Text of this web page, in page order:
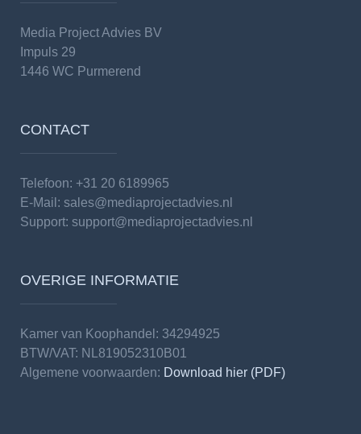
Media Project Advies BV
Impuls 29
1446 WC Purmerend
CONTACT
Telefoon: +31 20 6189965
E-Mail: sales@mediaprojectadvies.nl
Support: support@mediaprojectadvies.nl
OVERIGE INFORMATIE
Kamer van Koophandel: 34294925
BTW/VAT: NL819052310B01
Algemene voorwaarden: Download hier (PDF)